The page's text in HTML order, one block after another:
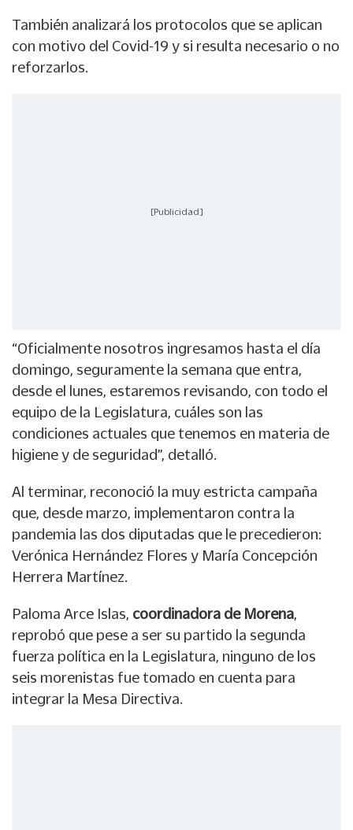
También analizará los protocolos que se aplican
con motivo del Covid-19 y si resulta necesario o no
reforzarlos.
[Publicidad]
“Oficialmente nosotros ingresamos hasta el día
domingo, seguramente la semana que entra,
desde el lunes, estaremos revisando, con todo el
equipo de la Legislatura, cuáles son las
condiciones actuales que tenemos en materia de
higiene y de seguridad”, detalló.
Al terminar, reconoció la muy estricta campaña
que, desde marzo, implementaron contra la
pandemia las dos diputadas que le precedieron:
Verónica Hernández Flores y María Concepción
Herrera Martínez.
Paloma Arce Islas, coordinadora de Morena,
reprobó que pese a ser su partido la segunda
fuerza política en la Legislatura, ninguno de los
seis morenistas fue tomado en cuenta para
integrar la Mesa Directiva.